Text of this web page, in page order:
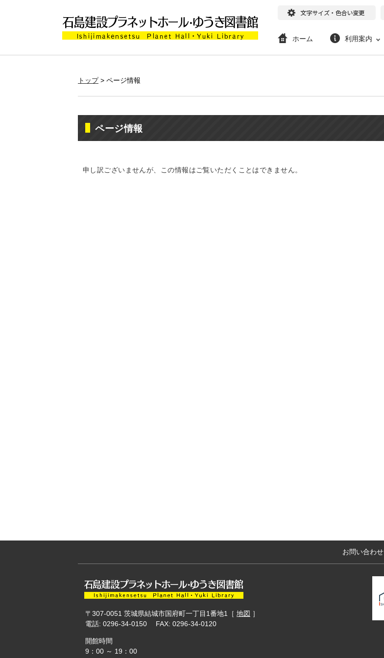
ホーム 利用案内
トップ> ページ情報
ページ情報
申し訳ございませんが、この情報はご覧いただくことはできません。
お問い合わせ
〒307-0051 茨城県結城市国府町一丁目1番地1 ［ 地図 ］
電話: 0296-34-0150
FAX: 0296-34-0120
開館時間
9：00 ～ 19：00